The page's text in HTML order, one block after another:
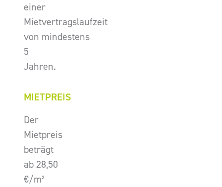
einer
Mietvertragslaufzeit
von mindestens
5
Jahren.
MIETPREIS
Der
Mietpreis
beträgt
ab 28,50
€/m²